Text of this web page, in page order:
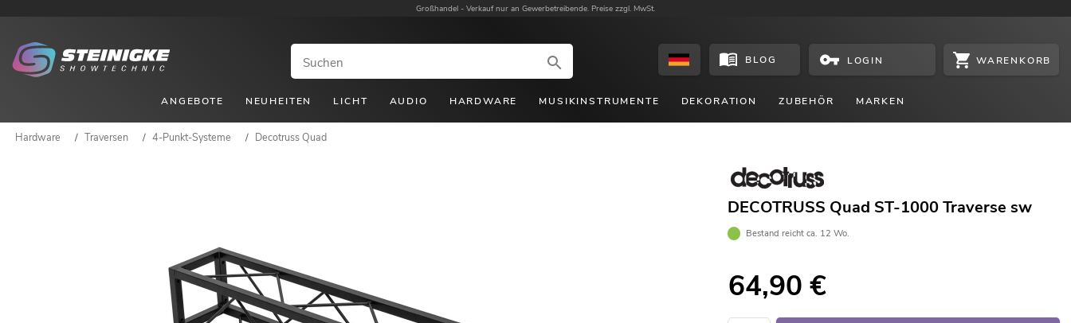
Großhandel - Verkauf nur an Gewerbetreibende. Preise zzgl. MwSt.
BLOG LOGIN WARENKORB
ANGEBOTE NEUHEITEN LICHT AUDIO HARDWARE MUSIKINSTRUMENTE DEKORATION ZUBEHÖR MARKEN
Hardware / Traversen / 4-Punkt-Systeme / Decotruss Quad
DECOTRUSS Quad ST-1000 Traverse sw
Bestand reicht ca. 12 Wo.
64,90 €